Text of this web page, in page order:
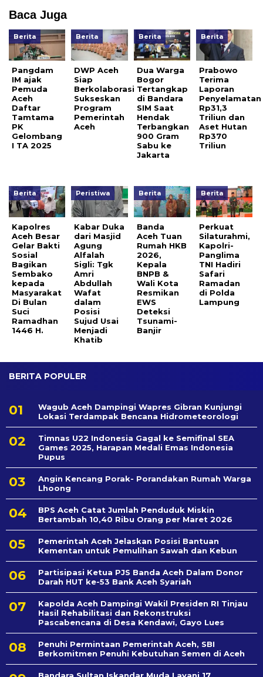
Baca Juga
Berita
Pangdam
IM ajak
Pemuda
Aceh
Daftar
Tamtama
PK
Gelombang
I TA 2025
Berita
DWP Aceh
Siap
Berkolaborasi
Sukseskan
Program
Pemerintah
Aceh
Berita
Dua Warga
Bogor
Tertangkap
di Bandara
SIM Saat
Hendak
Terbangkan
900 Gram
Sabu ke
Jakarta
Berita
Prabowo
Terima
Laporan
Penyelamatan
Rp31,3
Triliun dan
Aset Hutan
Rp370
Triliun
Berita
Kapolres
Aceh Besar
Gelar Bakti
Sosial
Bagikan
Sembako
kepada
Masyarakat
Di Bulan
Suci
Ramadhan
1446 H.
Peristiwa
Kabar Duka
dari Masjid
Agung
Alfalah
Sigli: Tgk
Amri
Abdullah
Wafat
dalam
Posisi
Sujud Usai
Menjadi
Khatib
Berita
Banda
Aceh Tuan
Rumah HKB
2026,
Kepala
BNPB &
Wali Kota
Resmikan
EWS
Deteksi
Tsunami-
Banjir
Berita
Perkuat
Silaturahmi,
Kapolri-
Panglima
TNI Hadiri
Safari
Ramadan
di Polda
Lampung
BERITA POPULER
Wagub Aceh Dampingi Wapres Gibran Kunjungi
Lokasi Terdampak Bencana Hidrometeorologi
Timnas U22 Indonesia Gagal ke Semifinal SEA
Games 2025, Harapan Medali Emas Indonesia
Pupus
Angin Kencang Porak- Porandakan Rumah Warga
Lhoong
BPS Aceh Catat Jumlah Penduduk Miskin
Bertambah 10,40 Ribu Orang per Maret 2026
Pemerintah Aceh Jelaskan Posisi Bantuan
Kementan untuk Pemulihan Sawah dan Kebun
Partisipasi Ketua PJS Banda Aceh Dalam Donor
Darah HUT ke-53 Bank Aceh Syariah
Kapolda Aceh Dampingi Wakil Presiden RI Tinjau
Hasil Rehabilitasi dan Rekonstruksi
Pascabencana di Desa Kendawi, Gayo Lues
Penuhi Permintaan Pemerintah Aceh, SBI
Berkomitmen Penuhi Kebutuhan Semen di Aceh